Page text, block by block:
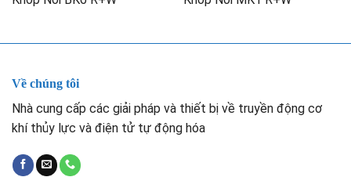
Về chúng tôi
Nhà cung cấp các giải pháp và thiết bị về truyền động cơ
khí thủy lực và điện tử tự động hóa